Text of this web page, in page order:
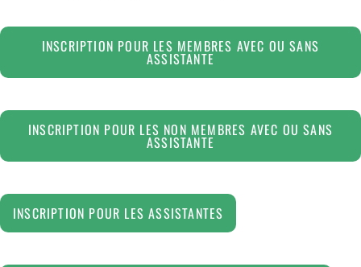
INSCRIPTION POUR LES MEMBRES AVEC OU SANS
ASSISTANTE
INSCRIPTION POUR LES NON MEMBRES AVEC OU SANS
ASSISTANTE
INSCRIPTION POUR LES ASSISTANTES